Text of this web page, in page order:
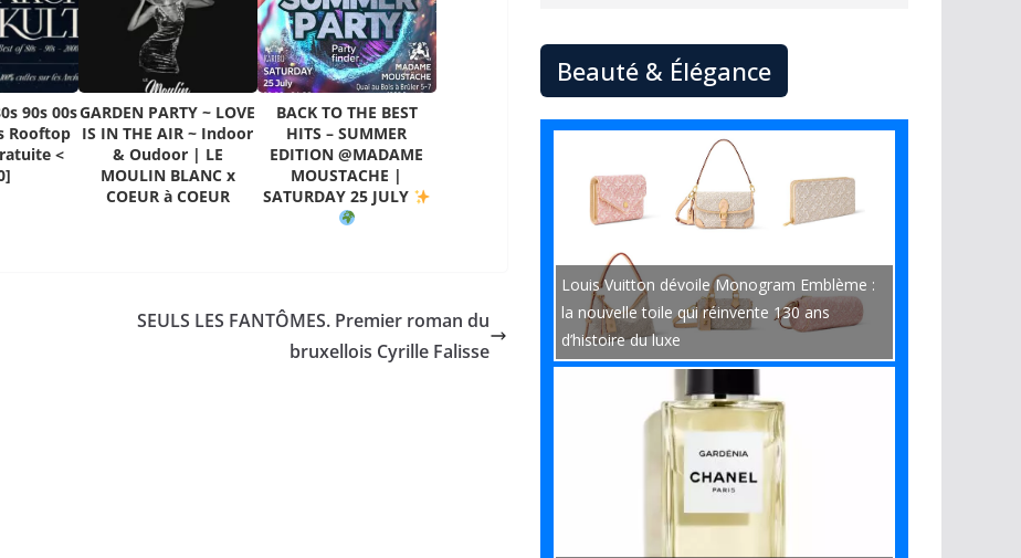
90s 00s
Rooftop
<
GARDEN PARTY ~ LOVE
IS IN THE AIR ~ Indoor
& Oudoor | LE
MOULIN BLANC x
COEUR à COEUR
BACK TO THE BEST
HITS – SUMMER
EDITION @MADAME
MOUSTACHE |
SATURDAY 25 JULY
SEULS LES FANTÔMES. Premier roman du
bruxellois Cyrille Falisse
Beauté & Élégance
Louis Vuitton dévoile Monogram Emblème :
la nouvelle toile qui réinvente 130 ans
d’histoire du luxe